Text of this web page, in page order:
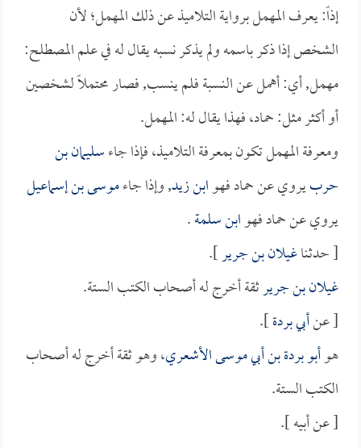
إذاً: يعرف المهمل برواية التلاميذ عن ذلك المهمل؛ لأن
الشخص إذا ذكر باسمه ولم يذكر نسبه يقال له في علم المصطلح:
مهمل, أي: أهمل عن النسبة فلم ينسب, فصار محتملاً لشخصين
أو أكثر مثل: حماد، فهذا يقال له: المهمل.
ومعرفة المهمل تكون بمعرفة التلاميذ، فإذا جاءسليمان بن
حربيروي عن حماد فهوابن زيد, وإذا جاءموسى بن إسماعيل
يروي عن حماد فهوابن سلمة.
[ حدثناغيلان بن جرير].
غيلان بن جريرثقة أخرج له أصحاب الكتب الستة.
[ عنأبي بردة].
هوأبو بردة بن أبي موسى الأشعري، وهو ثقة أخرج له أصحاب
الكتب الستة.
[ عن أبيه ].